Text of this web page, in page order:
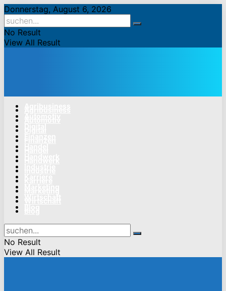
Donnerstag, August 6, 2026
No Result
View All Result
No Result
View All Result